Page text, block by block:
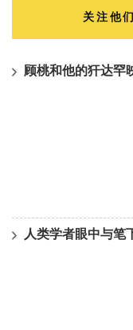
关注他
顾桃和他的犴达罕
人类学者眼中与笔